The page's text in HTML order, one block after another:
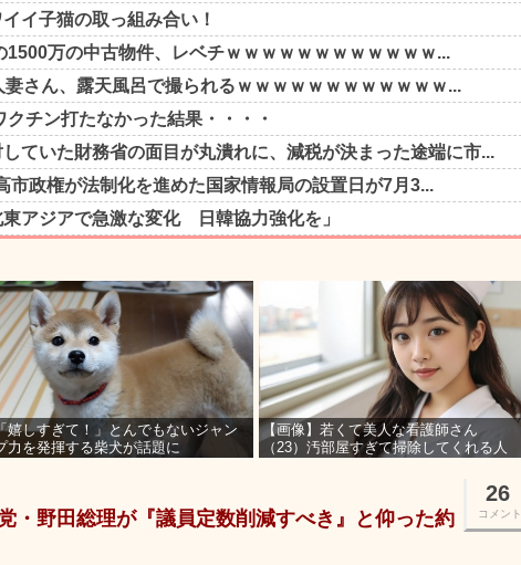
嬉しすぎて！」とんでもないジャン
力を発揮する柴犬が話題に
【画像】若くて美人な看護師さん
（23）汚部屋すぎて掃除してくれる人
26
コメント
・野田総理が『議員定数削減すべき』と仰った約